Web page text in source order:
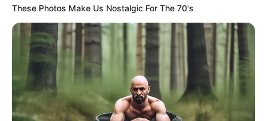
These Photos Make Us Nostalgic For The 70's